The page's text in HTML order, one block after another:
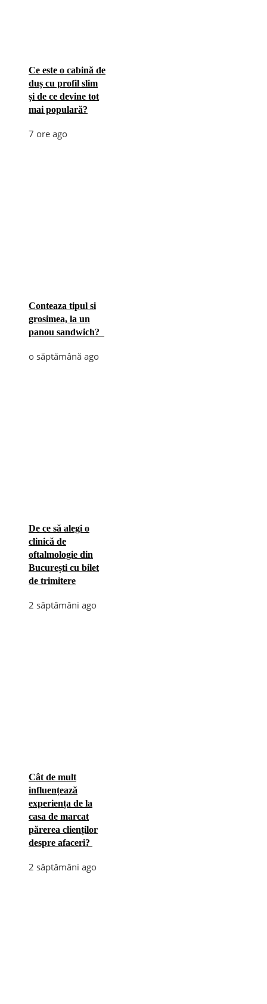
Ce este o cabină de
duș cu profil slim
și de ce devine tot
mai populară?
7 ore ago
Conteaza tipul si
grosimea, la un
panou sandwich?
o săptămână ago
De ce să alegi o
clinică de
oftalmologie din
București cu bilet
de trimitere
2 săptămâni ago
Cât de mult
influențează
experiența de la
casa de marcat
părerea clienților
despre afaceri?
2 săptămâni ago